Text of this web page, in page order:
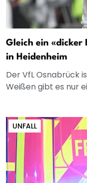
Gleich ein «dicker
in Heidenheim
Der VfL Osnabrück
Weißen gibt es nur
UNFALL